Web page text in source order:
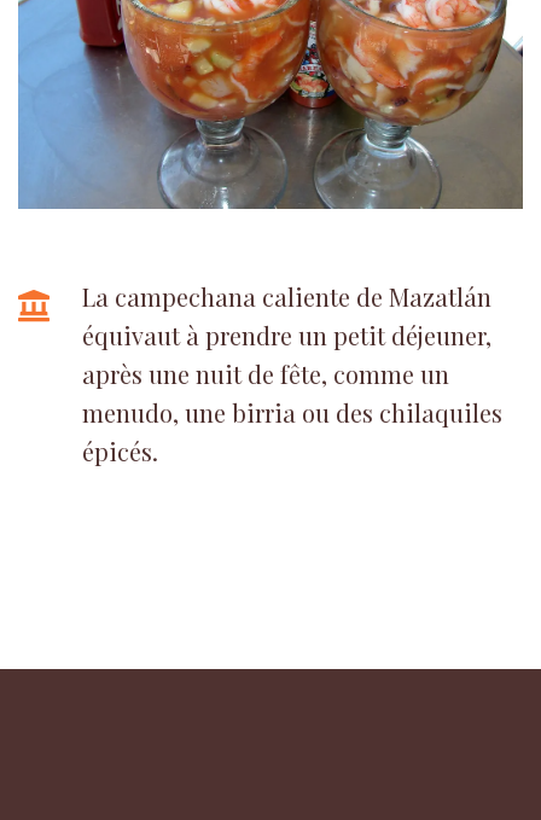
La campechana caliente de Mazatlán
équivaut à prendre un petit déjeuner,
après une nuit de fête, comme un
menudo, une birria ou des chilaquiles
épicés.